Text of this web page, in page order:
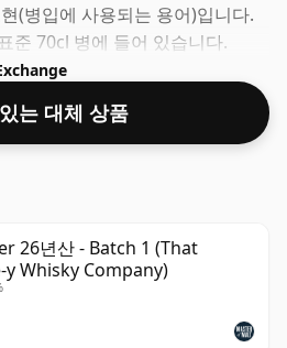
(병입에 사용되는 용어)입니다.
준 70cl 병에 들어 있습니다.
는 대체 상품
26년산 - Batch 1 (That
Whisky Company)